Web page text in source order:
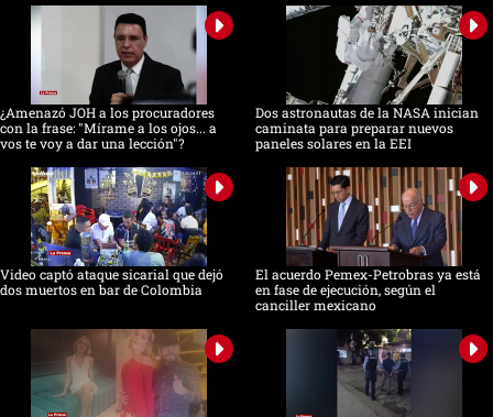
¿Amenazó JOH a los procuradores
con la frase: "Mírame a los ojos... a
vos te voy a dar una lección"?
Dos astronautas de la NASA inician
caminata para preparar nuevos
paneles solares en la EEI
Video captó ataque sicarial que dejó
dos muertos en bar de Colombia
El acuerdo Pemex-Petrobras ya está
en fase de ejecución, según el
canciller mexicano